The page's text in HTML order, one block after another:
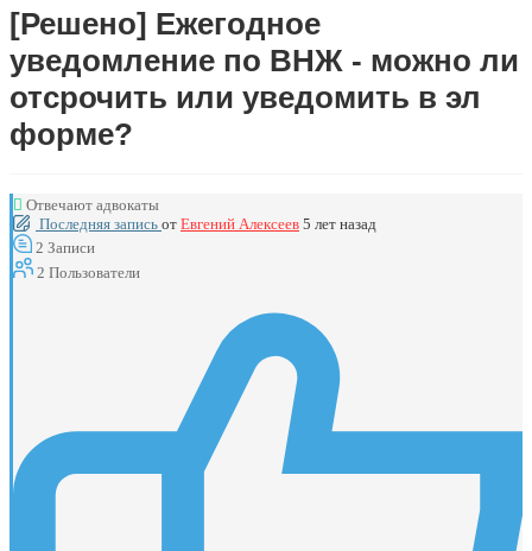
[Решено] Ежегодное
уведомление по ВНЖ - можно ли
отсрочить или уведомить в эл
форме?
Отвечают адвокаты
Последняя запись от Евгений Алексеев 5 лет назад
2 Записи
2 Пользователи